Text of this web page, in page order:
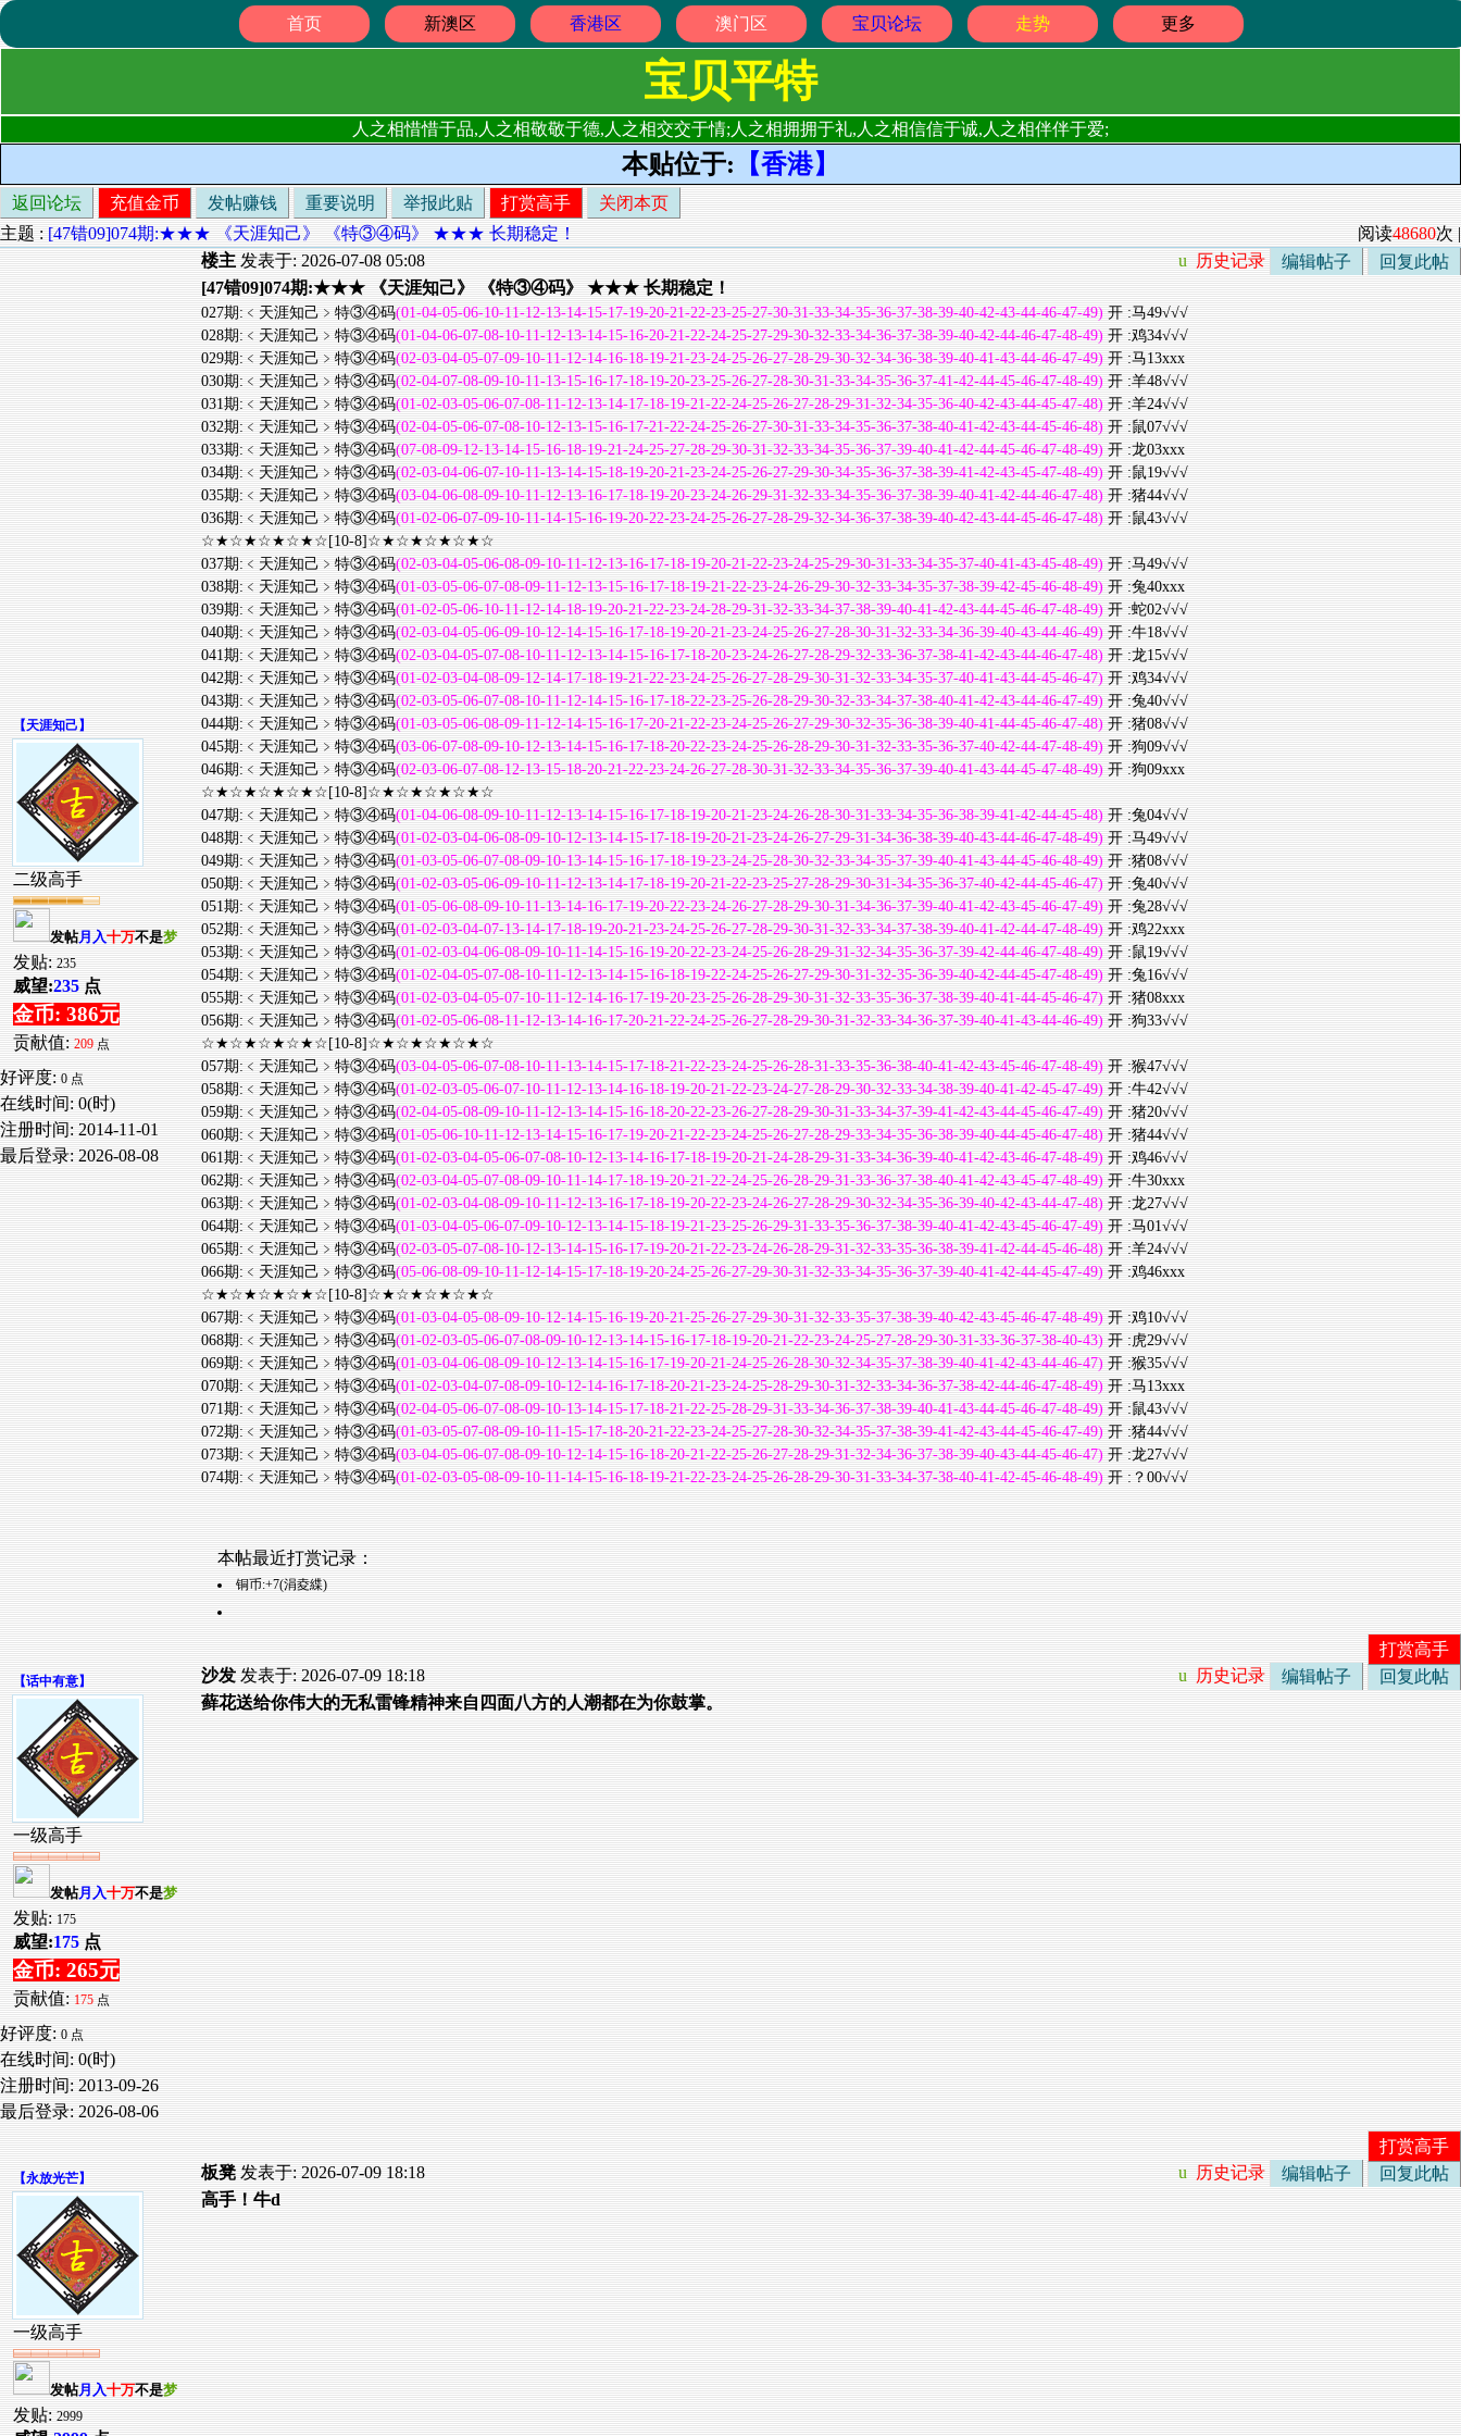
首页 新澳区 香港区 澳门区 宝贝论坛 走势 更多
宝贝平特
人之相惜惜于品,人之相敬敬于德,人之相交交于情;人之相拥拥于礼,人之相信信于诚,人之相伴伴于爱;
本贴位于: 【香港】
返回论坛 充值金币 发帖赚钱 重要说明 举报此贴 打赏高手
关闭本页
主题 : [47错09]074期:★★★ 《天涯知己》 《特③④码》 ★★★ 长期稳定！ 阅读48680次 |
【天涯知己 】
二级高手
发帖月入十万不是梦
发贴: 235
威望:235 点
金币: 386元
贡献值: 209 点
好评度: 0 点
在线时间: 0(时)
注册时间: 2014-11-01
最后登录: 2026-08-08
楼主 发表于: 2026-07-08 05:08 u 历史记录 编辑帖子
回复此帖
[47错09]074期:★★★ 《天涯知己》 《特③④码》 ★★★ 长期稳定！
027期:﹤天涯知己﹥特③④码(01-04-05-06-10-11-12-13-14-15-17-19-20-21-22-23-25-27-30-31-33-34-35-36-37-38-39-40-42-43-44-46-47-49) 开 :马49√√√
028期:﹤天涯知己﹥特③④码(01-04-06-07-08-10-11-12-13-14-15-16-20-21-22-24-25-27-29-30-32-33-34-36-37-38-39-40-42-44-46-47-48-49) 开 :鸡34√√√
029期:﹤天涯知己﹥特③④码(02-03-04-05-07-09-10-11-12-14-16-18-19-21-23-24-25-26-27-28-29-30-32-34-36-38-39-40-41-43-44-46-47-49) 开 :马13xxx
030期:﹤天涯知己﹥特③④码(02-04-07-08-09-10-11-13-15-16-17-18-19-20-23-25-26-27-28-30-31-33-34-35-36-37-41-42-44-45-46-47-48-49) 开 :羊48√√√
031期:﹤天涯知己﹥特③④码(01-02-03-05-06-07-08-11-12-13-14-17-18-19-21-22-24-25-26-27-28-29-31-32-34-35-36-40-42-43-44-45-47-48) 开 :羊24√√√
032期:﹤天涯知己﹥特③④码(02-04-05-06-07-08-10-12-13-15-16-17-21-22-24-25-26-27-30-31-33-34-35-36-37-38-40-41-42-43-44-45-46-48) 开 :鼠07√√√
033期:﹤天涯知己﹥特③④码(07-08-09-12-13-14-15-16-18-19-21-24-25-27-28-29-30-31-32-33-34-35-36-37-39-40-41-42-44-45-46-47-48-49) 开 :龙03xxx
034期:﹤天涯知己﹥特③④码(02-03-04-06-07-10-11-13-14-15-18-19-20-21-23-24-25-26-27-29-30-34-35-36-37-38-39-41-42-43-45-47-48-49) 开 :鼠19√√√
035期:﹤天涯知己﹥特③④码(03-04-06-08-09-10-11-12-13-16-17-18-19-20-23-24-26-29-31-32-33-34-35-36-37-38-39-40-41-42-44-46-47-48) 开 :猪44√√√
036期:﹤天涯知己﹥特③④码(01-02-06-07-09-10-11-14-15-16-19-20-22-23-24-25-26-27-28-29-32-34-36-37-38-39-40-42-43-44-45-46-47-48) 开 :鼠43√√√
☆★☆★☆★☆★☆[10-8]☆★☆★☆★☆★☆
037期:﹤天涯知己﹥特③④码(02-03-04-05-06-08-09-10-11-12-13-16-17-18-19-20-21-22-23-24-25-29-30-31-33-34-35-37-40-41-43-45-48-49) 开 :马49√√√
038期:﹤天涯知己﹥特③④码(01-03-05-06-07-08-09-11-12-13-15-16-17-18-19-21-22-23-24-26-29-30-32-33-34-35-37-38-39-42-45-46-48-49) 开 :兔40xxx
039期:﹤天涯知己﹥特③④码(01-02-05-06-10-11-12-14-18-19-20-21-22-23-24-28-29-31-32-33-34-37-38-39-40-41-42-43-44-45-46-47-48-49) 开 :蛇02√√√
040期:﹤天涯知己﹥特③④码(02-03-04-05-06-09-10-12-14-15-16-17-18-19-20-21-23-24-25-26-27-28-30-31-32-33-34-36-39-40-43-44-46-49) 开 :牛18√√√
041期:﹤天涯知己﹥特③④码(02-03-04-05-07-08-10-11-12-13-14-15-16-17-18-20-23-24-26-27-28-29-32-33-36-37-38-41-42-43-44-46-47-48) 开 :龙15√√√
042期:﹤天涯知己﹥特③④码(01-02-03-04-08-09-12-14-17-18-19-21-22-23-24-25-26-27-28-29-30-31-32-33-34-35-37-40-41-43-44-45-46-47) 开 :鸡34√√√
043期:﹤天涯知己﹥特③④码(02-03-05-06-07-08-10-11-12-14-15-16-17-18-22-23-25-26-28-29-30-32-33-34-37-38-40-41-42-43-44-46-47-49) 开 :兔40√√√
044期:﹤天涯知己﹥特③④码(01-03-05-06-08-09-11-12-14-15-16-17-20-21-22-23-24-25-26-27-29-30-32-35-36-38-39-40-41-44-45-46-47-48) 开 :猪08√√√
045期:﹤天涯知己﹥特③④码(03-06-07-08-09-10-12-13-14-15-16-17-18-20-22-23-24-25-26-28-29-30-31-32-33-35-36-37-40-42-44-47-48-49) 开 :狗09√√√
046期:﹤天涯知己﹥特③④码(02-03-06-07-08-12-13-15-18-20-21-22-23-24-26-27-28-30-31-32-33-34-35-36-37-39-40-41-43-44-45-47-48-49) 开 :狗09xxx
☆★☆★☆★☆★☆[10-8]☆★☆★☆★☆★☆
047期:﹤天涯知己﹥特③④码(01-04-06-08-09-10-11-12-13-14-15-16-17-18-19-20-21-23-24-26-28-30-31-33-34-35-36-38-39-41-42-44-45-48) 开 :兔04√√√
048期:﹤天涯知己﹥特③④码(01-02-03-04-06-08-09-10-12-13-14-15-17-18-19-20-21-23-24-26-27-29-31-34-36-38-39-40-43-44-46-47-48-49) 开 :马49√√√
049期:﹤天涯知己﹥特③④码(01-03-05-06-07-08-09-10-13-14-15-16-17-18-19-23-24-25-28-30-32-33-34-35-37-39-40-41-43-44-45-46-48-49) 开 :猪08√√√
050期:﹤天涯知己﹥特③④码(01-02-03-05-06-09-10-11-12-13-14-17-18-19-20-21-22-23-25-27-28-29-30-31-34-35-36-37-40-42-44-45-46-47) 开 :兔40√√√
051期:﹤天涯知己﹥特③④码(01-05-06-08-09-10-11-13-14-16-17-19-20-22-23-24-26-27-28-29-30-31-34-36-37-39-40-41-42-43-45-46-47-49) 开 :兔28√√√
052期:﹤天涯知己﹥特③④码(01-02-03-04-07-13-14-17-18-19-20-21-23-24-25-26-27-28-29-30-31-32-33-34-37-38-39-40-41-42-44-47-48-49) 开 :鸡22xxx
053期:﹤天涯知己﹥特③④码(01-02-03-04-06-08-09-10-11-14-15-16-19-20-22-23-24-25-26-28-29-31-32-34-35-36-37-39-42-44-46-47-48-49) 开 :鼠19√√√
054期:﹤天涯知己﹥特③④码(01-02-04-05-07-08-10-11-12-13-14-15-16-18-19-22-24-25-26-27-29-30-31-32-35-36-39-40-42-44-45-47-48-49) 开 :兔16√√√
055期:﹤天涯知己﹥特③④码(01-02-03-04-05-07-10-11-12-14-16-17-19-20-23-25-26-28-29-30-31-32-33-35-36-37-38-39-40-41-44-45-46-47) 开 :猪08xxx
056期:﹤天涯知己﹥特③④码(01-02-05-06-08-11-12-13-14-16-17-20-21-22-24-25-26-27-28-29-30-31-32-33-34-36-37-39-40-41-43-44-46-49) 开 :狗33√√√
☆★☆★☆★☆★☆[10-8]☆★☆★☆★☆★☆
057期:﹤天涯知己﹥特③④码(03-04-05-06-07-08-10-11-13-14-15-17-18-21-22-23-24-25-26-28-31-33-35-36-38-40-41-42-43-45-46-47-48-49) 开 :猴47√√√
058期:﹤天涯知己﹥特③④码(01-02-03-05-06-07-10-11-12-13-14-16-18-19-20-21-22-23-24-27-28-29-30-32-33-34-38-39-40-41-42-45-47-49) 开 :牛42√√√
059期:﹤天涯知己﹥特③④码(02-04-05-08-09-10-11-12-13-14-15-16-18-20-22-23-26-27-28-29-30-31-33-34-37-39-41-42-43-44-45-46-47-49) 开 :猪20√√√
060期:﹤天涯知己﹥特③④码(01-05-06-10-11-12-13-14-15-16-17-19-20-21-22-23-24-25-26-27-28-29-33-34-35-36-38-39-40-44-45-46-47-48) 开 :猪44√√√
061期:﹤天涯知己﹥特③④码(01-02-03-04-05-06-07-08-10-12-13-14-16-17-18-19-20-21-24-28-29-31-33-34-36-39-40-41-42-43-46-47-48-49) 开 :鸡46√√√
062期:﹤天涯知己﹥特③④码(02-03-04-05-07-08-09-10-11-14-17-18-19-20-21-22-24-25-26-28-29-31-33-36-37-38-40-41-42-43-45-47-48-49) 开 :牛30xxx
063期:﹤天涯知己﹥特③④码(01-02-03-04-08-09-10-11-12-13-16-17-18-19-20-22-23-24-26-27-28-29-30-32-34-35-36-39-40-42-43-44-47-48) 开 :龙27√√√
064期:﹤天涯知己﹥特③④码(01-03-04-05-06-07-09-10-12-13-14-15-18-19-21-23-25-26-29-31-33-35-36-37-38-39-40-41-42-43-45-46-47-49) 开 :马01√√√
065期:﹤天涯知己﹥特③④码(02-03-05-07-08-10-12-13-14-15-16-17-19-20-21-22-23-24-26-28-29-31-32-33-35-36-38-39-41-42-44-45-46-48) 开 :羊24√√√
066期:﹤天涯知己﹥特③④码(05-06-08-09-10-11-12-14-15-17-18-19-20-24-25-26-27-29-30-31-32-33-34-35-36-37-39-40-41-42-44-45-47-49) 开 :鸡46xxx
☆★☆★☆★☆★☆[10-8]☆★☆★☆★☆★☆
067期:﹤天涯知己﹥特③④码(01-03-04-05-08-09-10-12-14-15-16-19-20-21-25-26-27-29-30-31-32-33-35-37-38-39-40-42-43-45-46-47-48-49) 开 :鸡10√√√
068期:﹤天涯知己﹥特③④码(01-02-03-05-06-07-08-09-10-12-13-14-15-16-17-18-19-20-21-22-23-24-25-27-28-29-30-31-33-36-37-38-40-43) 开 :虎29√√√
069期:﹤天涯知己﹥特③④码(01-03-04-06-08-09-10-12-13-14-15-16-17-19-20-21-24-25-26-28-30-32-34-35-37-38-39-40-41-42-43-44-46-47) 开 :猴35√√√
070期:﹤天涯知己﹥特③④码(01-02-03-04-07-08-09-10-12-14-16-17-18-20-21-23-24-25-28-29-30-31-32-33-34-36-37-38-42-44-46-47-48-49) 开 :马13xxx
071期:﹤天涯知己﹥特③④码(02-04-05-06-07-08-09-10-13-14-15-17-18-21-22-25-28-29-31-33-34-36-37-38-39-40-41-43-44-45-46-47-48-49) 开 :鼠43√√√
072期:﹤天涯知己﹥特③④码(01-03-05-07-08-09-10-11-15-17-18-20-21-22-23-24-25-27-28-30-32-34-35-37-38-39-41-42-43-44-45-46-47-49) 开 :猪44√√√
073期:﹤天涯知己﹥特③④码(03-04-05-06-07-08-09-10-12-14-15-16-18-20-21-22-25-26-27-28-29-31-32-34-36-37-38-39-40-43-44-45-46-47) 开 :龙27√√√
074期:﹤天涯知己﹥特③④码(01-02-03-05-08-09-10-11-14-15-16-18-19-21-22-23-24-25-26-28-29-30-31-33-34-37-38-40-41-42-45-46-48-49) 开 :？00√√√
本帖最近打赏记录：
铜币:+7(涓夌緤)
打赏高手
【话中有意】
一级高手
发帖月入十万不是梦
发贴: 175
威望:175 点
金币: 265元
贡献值: 175 点
好评度: 0 点
在线时间: 0(时)
注册时间: 2013-09-26
最后登录: 2026-08-06
沙发 发表于: 2026-07-09 18:18 u 历史记录 编辑帖子
回复此帖
藓花送给你伟大的无私雷锋精神来自四面八方的人潮都在为你鼓掌。
打赏高手
【永放光芒】
一级高手
发帖月入十万不是梦
发贴: 2999
板凳 发表于: 2026-07-09 18:18 u 历史记录 编辑帖子
回复此帖
高手！牛d